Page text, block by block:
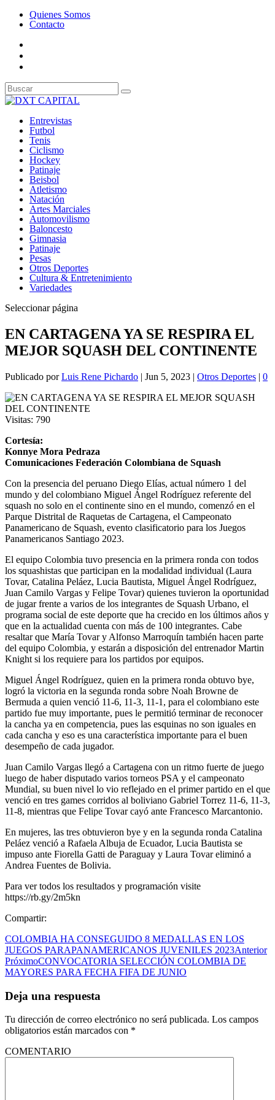
Quienes Somos
Contacto
Entrevistas
Futbol
Tenis
Ciclismo
Hockey
Patinaje
Beisbol
Atletismo
Natación
Artes Marciales
Automovilismo
Baloncesto
Gimnasia
Patinaje
Pesas
Otros Deportes
Cultura & Entretenimiento
Variedades
Seleccionar página
EN CARTAGENA YA SE RESPIRA EL
MEJOR SQUASH DEL CONTINENTE
Publicado porLuis Rene Pichardo | Jun 5, 2023 | Otros Deportes | 0
Visitas: 790
Cortesía:
Konnye Mora Pedraza
Comunicaciones Federación Colombiana de Squash
Con la presencia del peruano Diego Elías, actual número 1 del
mundo y del colombiano Miguel Ángel Rodríguez referente del
squash no solo en el continente sino en el mundo, comenzó en el
Parque Distrital de Raquetas de Cartagena, el Campeonato
Panamericano de Squash, evento clasificatorio para los Juegos
Panamericanos Santiago 2023.
El equipo Colombia tuvo presencia en la primera ronda con todos
los squashistas que participan en la modalidad individual (Laura
Tovar, Catalina Peláez, Lucia Bautista, Miguel Ángel Rodríguez,
Juan Camilo Vargas y Felipe Tovar) quienes tuvieron la oportunidad
de jugar frente a varios de los integrantes de Squash Urbano, el
programa social de este deporte que ha crecido en los últimos años y
que en la actualidad cuenta con más de 100 integrantes. Cabe
resaltar que María Tovar y Alfonso Marroquín también hacen parte
del equipo Colombia, y estarán a disposición del entrenador Martin
Knight si los requiere para los partidos por equipos.
Miguel Ángel Rodríguez, quien en la primera ronda obtuvo bye,
logró la victoria en la segunda ronda sobre Noah Browne de
Bermuda a quien venció 11-6, 11-3, 11-1, para el colombiano este
partido fue muy importante, pues le permitió terminar de reconocer
la cancha ya en competencia, pues las esquinas no son iguales en
cada cancha y eso es una característica importante para el buen
desempeño de cada jugador.
Juan Camilo Vargas llegó a Cartagena con un ritmo fuerte de juego
luego de haber disputado varios torneos PSA y el campeonato
Mundial, su buen nivel lo vio reflejado en el primer partido en el que
venció en tres games corridos al boliviano Gabriel Torrez 11-6, 11-3,
11-8, mientras que Felipe Tovar cayó ante Francesco Marcantonio.
En mujeres, las tres obtuvieron bye y en la segunda ronda Catalina
Peláez venció a Rafaela Albuja de Ecuador, Lucia Bautista se
impuso ante Fiorella Gatti de Paraguay y Laura Tovar eliminó a
Andrea Fuentes de Bolivia.
Para ver todos los resultados y programación visite
https://rb.gy/2m5kn
Compartir:
COLOMBIA HA CONSEGUIDO 8 MEDALLAS EN LOS
JUEGOS PARAPANAMERICANOS JUVENILES 2023Anterior
PróximoCONVOCATORIA SELECCIÓN COLOMBIA DE
MAYORES PARA FECHA FIFA DE JUNIO
Deja una respuesta
Tu dirección de correo electrónico no será publicada. Los campos
obligatorios están marcados con *
COMENTARIO